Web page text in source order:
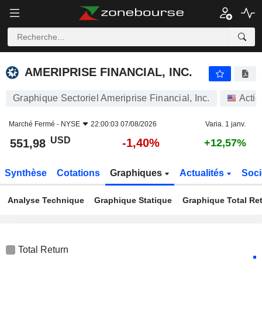
AMERIPRISE FINANCIAL, INC.
Graphique Sectoriel Ameriprise Financial, Inc.
Marché Fermé - NYSE 22:00:03 07/08/2026 Varia. 1 janv.
551,98 USD -1,40% +12,57%
Synthèse Cotations Graphiques Actualités
Analyse Technique Graphique Statique Graphique Total
Total Return